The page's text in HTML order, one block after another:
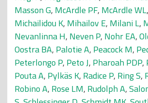
Masson G, McArdle PF, McArdle WL,
Michailidou K, Mihailov E, Milani L,
Nevanlinna H, Neven P, Nohr EA,
Oostra BA, Palotie A, Peacock M,
Peterlongo P, Peto J, Pharoah PDP,
Pouta A, Pylkäs K, Radice P, Ring S,
Robino A, Rose LM, Rudolph A,